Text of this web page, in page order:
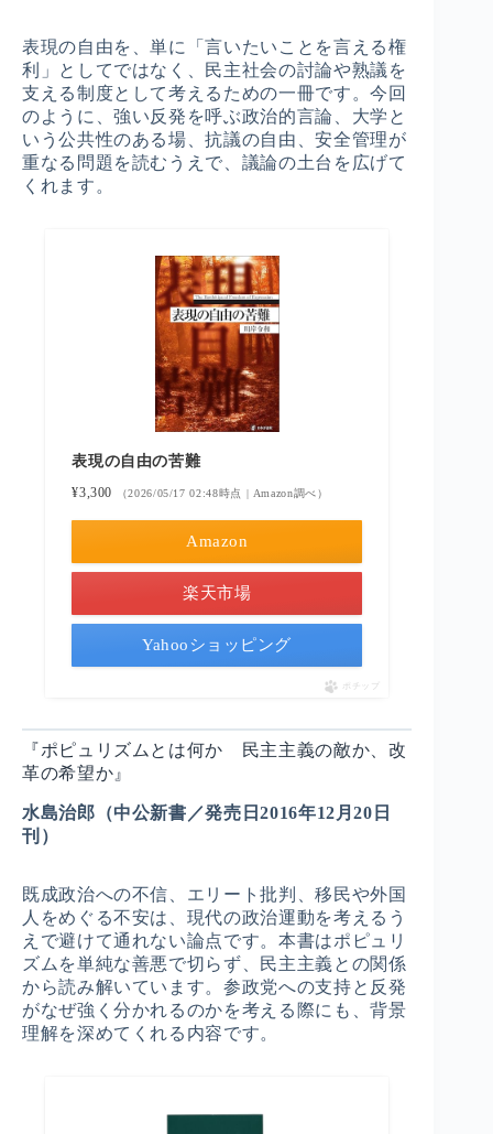
表現の自由を、単に「言いたいことを言える権
利」としてではなく、民主社会の討論や熟議を
支える制度として考えるための一冊です。今回
のように、強い反発を呼ぶ政治的言論、大学と
いう公共性のある場、抗議の自由、安全管理が
重なる問題を読むうえで、議論の土台を広げて
くれます。
表現の自由の苦難
¥3,300 （2026/05/17 02:48時点 | Amazon調べ）
Amazon
楽天市場
Yahooショッピング
ポチップ
『ポピュリズムとは何か 民主主義の敵か、改
革の希望か』
水島治郎（中公新書／発売日2016年12月20日
刊）
既成政治への不信、エリート批判、移民や外国
人をめぐる不安は、現代の政治運動を考えるう
えで避けて通れない論点です。本書はポピュリ
ズムを単純な善悪で切らず、民主主義との関係
から読み解いています。参政党への支持と反発
がなぜ強く分かれるのかを考える際にも、背景
理解を深めてくれる内容です。